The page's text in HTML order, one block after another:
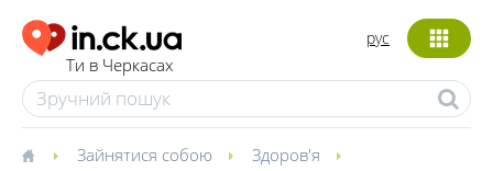
Ти в Черкасах
рус
Зайнятися собою
Здоров'я